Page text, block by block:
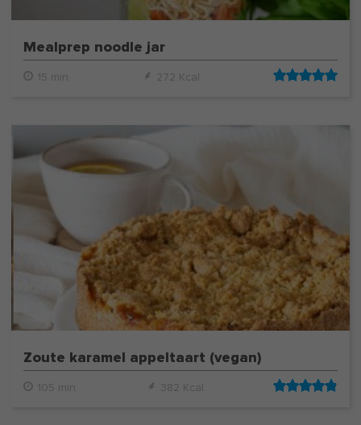
Mealprep noodle jar
15 min. 272 Kcal.
Zoute karamel appeltaart (vegan)
105 min. 382 Kcal.